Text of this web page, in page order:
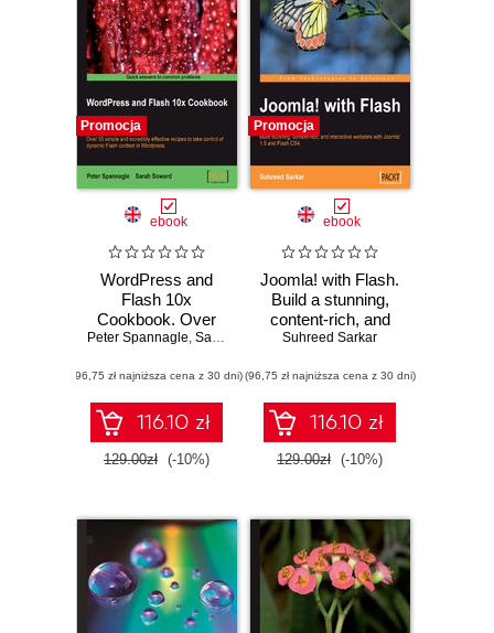
Promocja
ebook
WordPress and
Flash 10x
Cookbook. Over
50 simple but
recipes to take
control of dynamic
Flash content in
Wordpress
Peter Spannagle, Sarah Soward
(96,75 zł najniższa cena z 30 dni)
116.10 zł
129.00zł (-10%)
Promocja
ebook
Joomla! with Flash.
Build a stunning,
content-rich, and
interactive web site
and Flash CS4
Suhreed Sarkar
(96,75 zł najniższa cena z 30 dni)
116.10 zł
129.00zł (-10%)